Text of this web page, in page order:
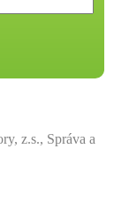
z.s., Správa a